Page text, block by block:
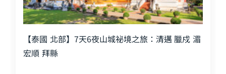
【泰國 北部】7天6夜山城祕境之旅：清邁 臘戍 湄
宏順 拜縣